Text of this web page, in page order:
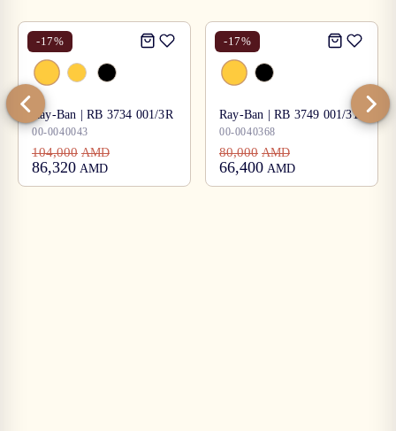
-17%
Ray-Ban | RB 3734 001/3R
00-0040043
104,000 AMD
86,320 AMD
-17%
Ray-Ban | RB 3749 001/31
00-0040368
80,000 AMD
66,400 AMD